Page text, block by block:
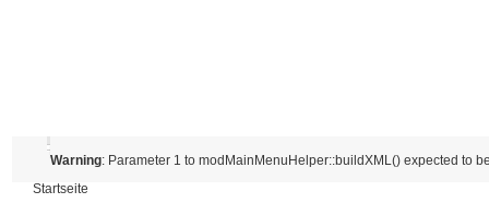
Warning: Parameter 1 to modMainMenuHelper::buildXML() expected to
Startseite